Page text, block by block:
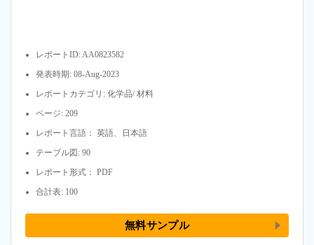
レポートID: AA0823582
発表時期: 08-Aug-2023
レポートカテゴリ: 化学品/ 材料
ページ: 209
レポート言語： 英語、日本語
テーブル図: 90
レポート形式： PDF
合計表: 100
無料サンプル